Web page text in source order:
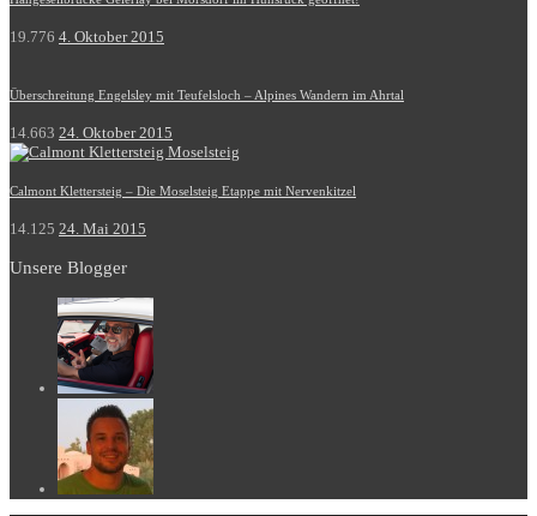
19.776 4. Oktober 2015
Überschreitung Engelsley mit Teufelsloch – Alpines Wandern im Ahrtal
14.663 24. Oktober 2015
Calmont Klettersteig – Die Moselsteig Etappe mit Nervenkitzel
14.125 24. Mai 2015
Unsere Blogger